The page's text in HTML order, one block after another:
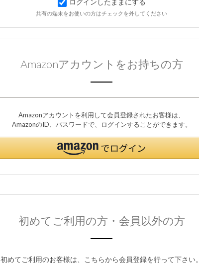
ログインしたままにする
共有の端末をお使いの方はチェックを外してください
Amazonアカウントをお持ちの方
Amazonアカウントを利用して会員登録されたお客様は、
AmazonのID、パスワードで、ログインすることができます。
初めてご利用の方・会員以外の方
初めてご利用のお客様は、こちらから会員登録を行って下さい。